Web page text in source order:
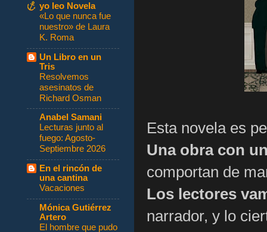
Esta novela es
Una obra con
comportan de
Los lectores
narrador, y lo
yo leo Novela
«Lo que nunca fue
nuestro» de Laura
K. Roma
Un Libro en un
Tris
Resolvemos
asesinatos de
Richard Osman
Anabel Samani
Lecturas junto al
fuego: Agosto-
Septiembre 2026
En el rincón de
una cantina
Vacaciones
Mónica Gutiérrez
Artero
El hombre que pudo